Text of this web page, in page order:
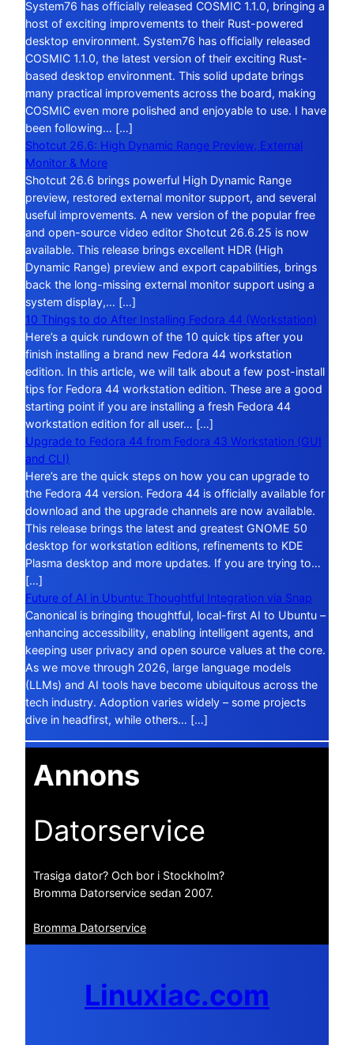
System76 has officially released COSMIC 1.1.0, bringing a
host of exciting improvements to their Rust-powered
desktop environment. System76 has officially released
COSMIC 1.1.0, the latest version of their exciting Rust-
based desktop environment. This solid update brings
many practical improvements across the board, making
COSMIC even more polished and enjoyable to use. I have
been following… […]
Shotcut 26.6: High Dynamic Range Preview, External
Monitor & More
Shotcut 26.6 brings powerful High Dynamic Range
preview, restored external monitor support, and several
useful improvements. A new version of the popular free
and open-source video editor Shotcut 26.6.25 is now
available. This release brings excellent HDR (High
Dynamic Range) preview and export capabilities, brings
back the long-missing external monitor support using a
system display,… […]
10 Things to do After Installing Fedora 44 (Workstation)
Here’s a quick rundown of the 10 quick tips after you
finish installing a brand new Fedora 44 workstation
edition. In this article, we will talk about a few post-install
tips for Fedora 44 workstation edition. These are a good
starting point if you are installing a fresh Fedora 44
workstation edition for all user… […]
Upgrade to Fedora 44 from Fedora 43 Workstation (GUI
and CLI)
Here’s are the quick steps on how you can upgrade to
the Fedora 44 version. Fedora 44 is officially available for
download and the upgrade channels are now available.
This release brings the latest and greatest GNOME 50
desktop for workstation editions, refinements to KDE
Plasma desktop and more updates. If you are trying to…
[…]
Future of AI in Ubuntu: Thoughtful Integration via Snap
Canonical is bringing thoughtful, local-first AI to Ubuntu –
enhancing accessibility, enabling intelligent agents, and
keeping user privacy and open source values at the core.
As we move through 2026, large language models
(LLMs) and AI tools have become ubiquitous across the
tech industry. Adoption varies widely – some projects
dive in headfirst, while others… […]
Annons
Datorservice
Trasiga dator? Och bor i Stockholm?
Bromma Datorservice sedan 2007.
Bromma Datorservice
Linuxiac.com